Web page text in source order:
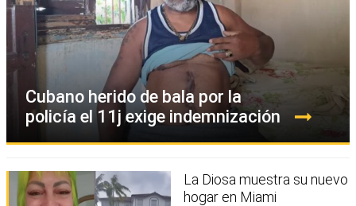
Cubano herido de bala por la
policía el 11j exige indemnización
La Diosa muestra su nuevo
hogar en Miami